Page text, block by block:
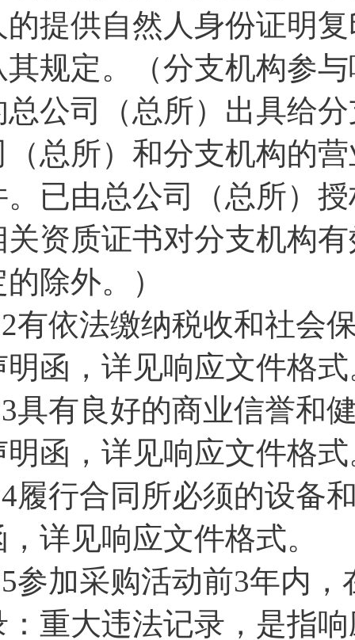
的提供自然人身份证明
其规定。（分支机构参
总公司（总所）出具给
（总所）和分支机构的
。已由总公司（总所）
关资质证书对分支机构
除外。）
有依法缴纳税收和社会
明函，详见响应文件格
具有良好的商业信誉和
明函，详见响应文件格
履行合同所必须的设备
，详见响应文件格式。
参加采购活动前3年内
：重大违法记录，是指